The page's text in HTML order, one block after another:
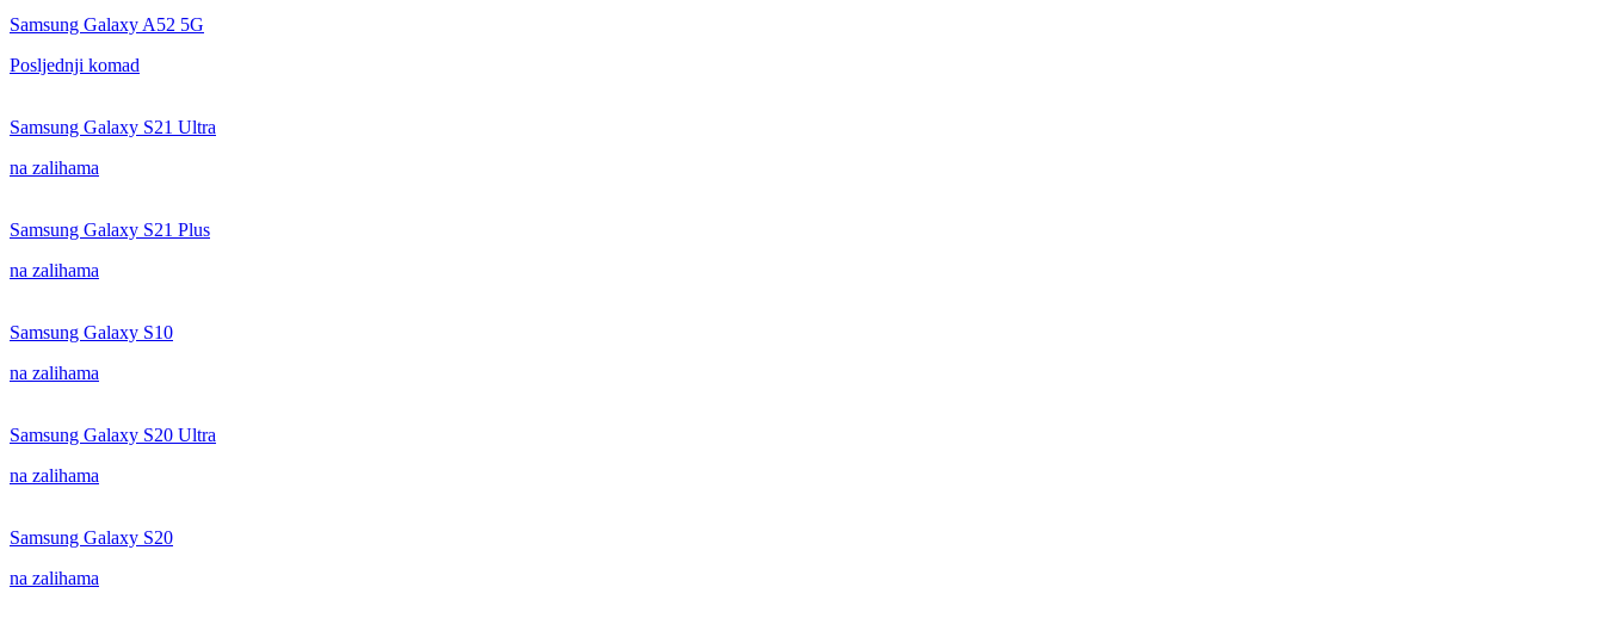
Samsung Galaxy A52 5G
Posljednji komad
Samsung Galaxy S21 Ultra
na zalihama
Samsung Galaxy S21 Plus
na zalihama
Samsung Galaxy S10
na zalihama
Samsung Galaxy S20 Ultra
na zalihama
Samsung Galaxy S20
na zalihama